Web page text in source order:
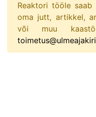
Reaktori tööle saab
oma jutt, artikkel,
või muu